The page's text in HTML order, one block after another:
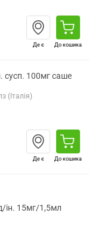
Де є До кошика
100мг саше
(Італія)
Де є До кошика
ін. 15мг/1,5мл